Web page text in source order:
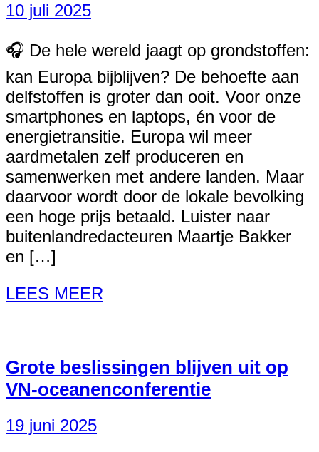
10 juli 2025
🎧 De hele wereld jaagt op grondstoffen:
kan Europa bijblijven? De behoefte aan
delfstoffen is groter dan ooit. Voor onze
smartphones en laptops, én voor de
energietransitie. Europa wil meer
aardmetalen zelf produceren en
samenwerken met andere landen. Maar
daarvoor wordt door de lokale bevolking
een hoge prijs betaald. Luister naar
buitenlandredacteuren Maartje Bakker
en […]
LEES MEER
Grote beslissingen blijven uit op
VN-oceanenconferentie
19 juni 2025